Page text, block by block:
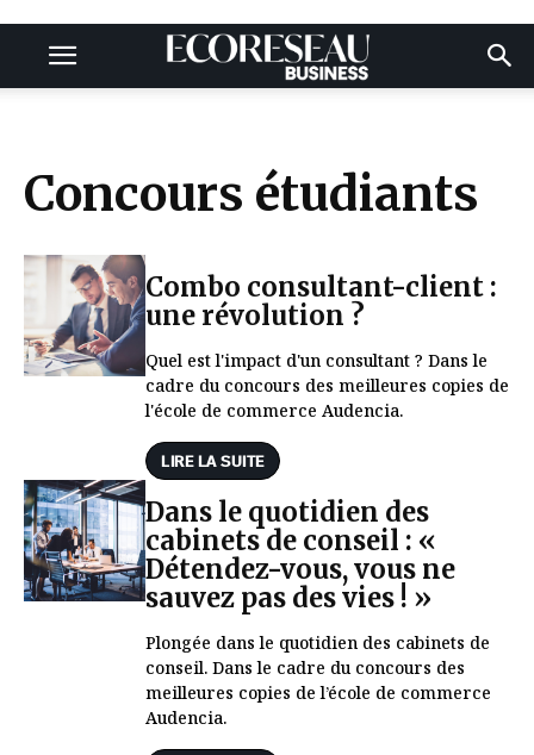
Concours étudiants
Combo consultant-client :
une révolution ?
Quel est l'impact d'un consultant ? Dans le
cadre du concours des meilleures copies de
l'école de commerce Audencia.
LIRE LA SUITE
Dans le quotidien des
cabinets de conseil : «
Détendez-vous, vous ne
sauvez pas des vies ! »
Plongée dans le quotidien des cabinets de
conseil. Dans le cadre du concours des
meilleures copies de l’école de commerce
Audencia.